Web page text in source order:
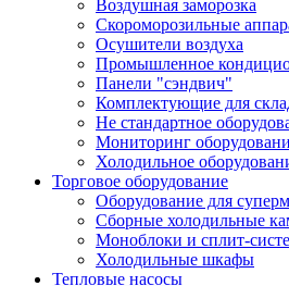
Воздушная заморозка
Скороморозильные
Осушители воздуха
Промышленное
Панели "сэндвич"
Комплектующие для
Не стандартное
Мониторинг
Холодильное
Торговое оборудование
Оборудование для
Сборные холодильные
Моноблоки и сплит-
Холодильные шкафы
Тепловые насосы